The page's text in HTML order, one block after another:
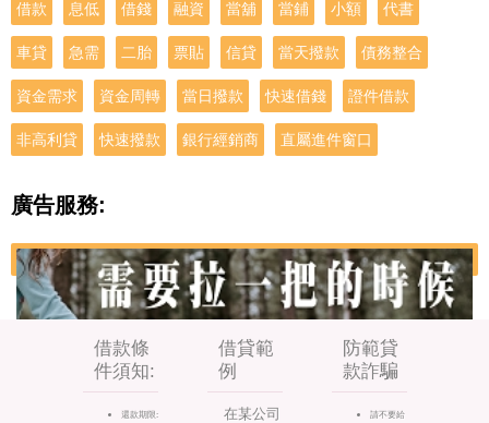
借款 息低 借錢 融資 當舖 當鋪 小額 代書
車貸 急需 二胎 票貼 信貸 當天撥款 債務整合
資金需求 資金周轉 當日撥款 快速借錢 證件借款
非高利貸 快速撥款 銀行經銷商 直屬進件窗口
廣告服務:
借款條
件須知:
還款期限:
借貸範
例
在某公司
防範貸
款詐騙
請不要給